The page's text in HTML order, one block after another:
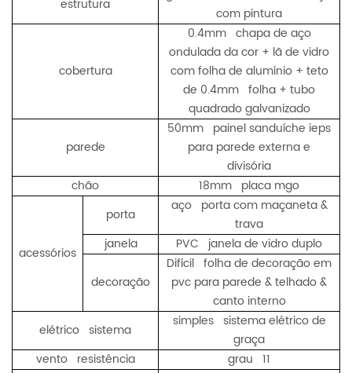
estrutura
com pintura
cobertura
0.4mm chapa de aço
ondulada da cor + lã de vidro
com folha de alumínio + teto
de 0.4mm folha + tubo
quadrado galvanizado
parede
50mm painel sanduíche ieps
para parede externa e
divisória
chão
18mm placa mgo
acessórios
porta
aço porta com maçaneta &
trava
janela
PVC janela de vidro duplo
decoração
Difícil folha de decoração em
pvc para parede & telhado &
canto interno
elétrico sistema
simples sistema elétrico de
graça
vento resistência
grau 11